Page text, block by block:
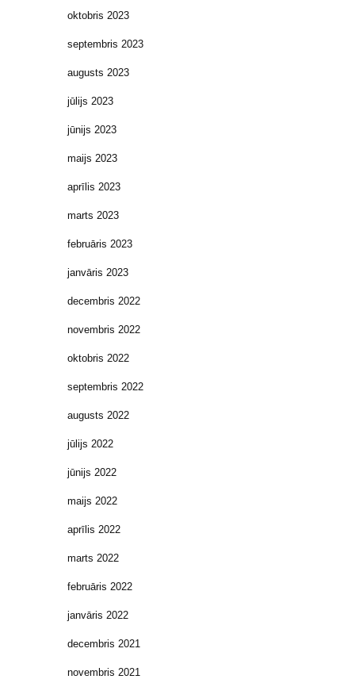
oktobris 2023
septembris 2023
augusts 2023
jūlijs 2023
jūnijs 2023
maijs 2023
aprīlis 2023
marts 2023
februāris 2023
janvāris 2023
decembris 2022
novembris 2022
oktobris 2022
septembris 2022
augusts 2022
jūlijs 2022
jūnijs 2022
maijs 2022
aprīlis 2022
marts 2022
februāris 2022
janvāris 2022
decembris 2021
novembris 2021